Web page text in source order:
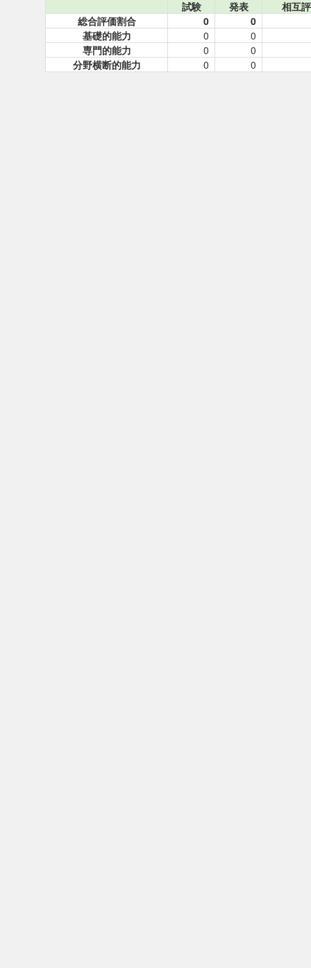
試験 発表
相互
総合評価割合
0
0
基礎的能力
0
0
専門的能力
0
0
分野横断的能力
0 0